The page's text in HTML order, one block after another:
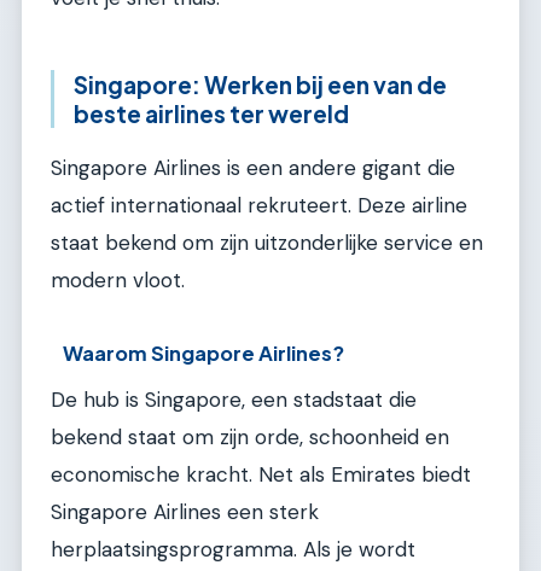
Singapore: Werken bij een van de
beste airlines ter wereld
Singapore Airlines is een andere gigant die
actief internationaal rekruteert. Deze airline
staat bekend om zijn uitzonderlijke service en
modern vloot.
Waarom Singapore Airlines?
De hub is Singapore, een stadstaat die
bekend staat om zijn orde, schoonheid en
economische kracht. Net als Emirates biedt
Singapore Airlines een sterk
herplaatsingsprogramma. Als je wordt